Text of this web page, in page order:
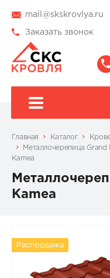
mail@skskrovlya.ru
Заказать звонок
Главная Каталог
Металлочерепица Grand
Kamea
Kamea
Распродажа